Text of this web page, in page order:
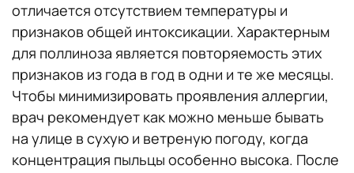
отличается отсутствием температуры и
признаков общей интоксикации. Характерным
для поллиноза является повторяемость этих
признаков из года в год в одни и те же месяцы.
Чтобы минимизировать проявления аллергии,
врач рекомендует как можно меньше бывать
на улице в сухую и ветреную погоду, когда
концентрация пыльцы особенно высока. После